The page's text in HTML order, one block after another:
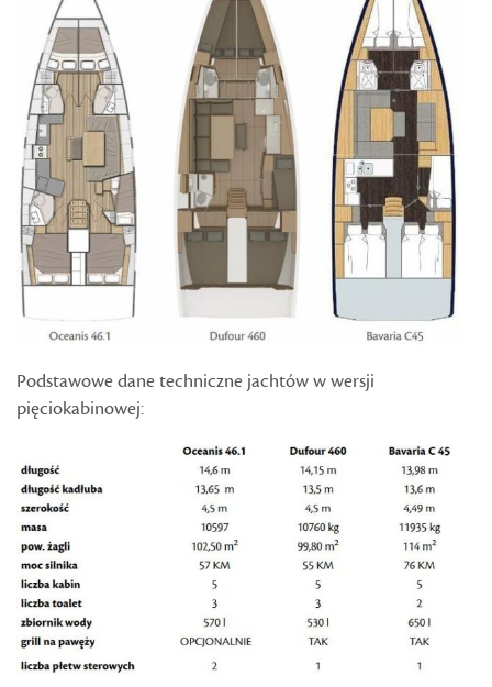
Podstawowe dane techniczne jachtów w wersji
pięciokabinowej: